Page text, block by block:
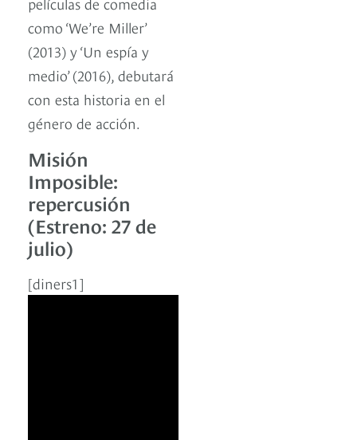
como ‘We’re Miller’
(2013) y ‘Un espía y
medio’ (2016), debutará
con esta historia en el
género de acción.
Misión
Imposible:
repercusión
(Estreno: 27 de
julio)
[diners1]